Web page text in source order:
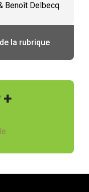
Benoît Delbecq
la rubrique
+